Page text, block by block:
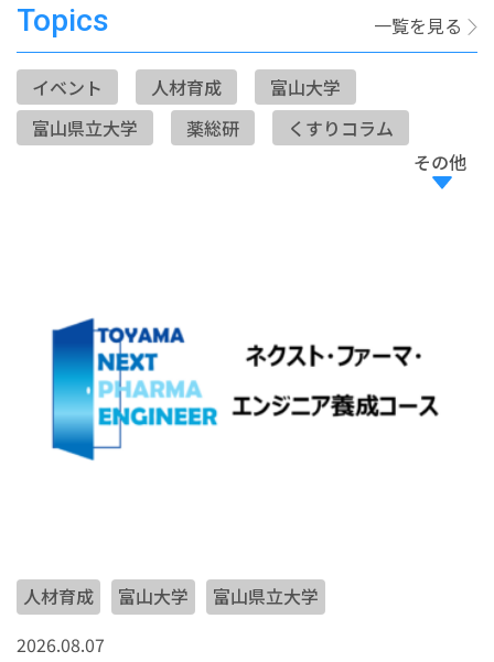
Topics 一覧を見る
イベント 人材育成
富山大学
富山県立大学
薬総研
くすりコラム
その他
人材育成 富山大学
富山県立大学
2026.08.07